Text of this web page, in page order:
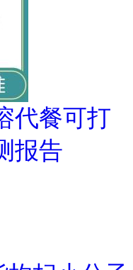
代餐可打
报告